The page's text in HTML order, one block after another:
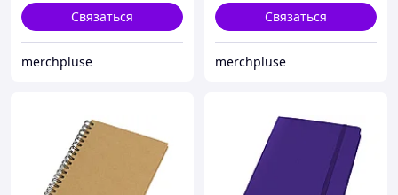
Связаться
merchpluse
Связаться
merchpluse